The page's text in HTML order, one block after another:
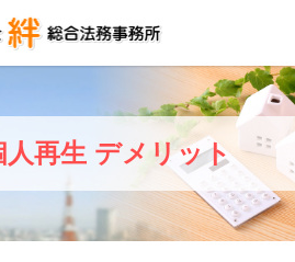
人再生 デメリット